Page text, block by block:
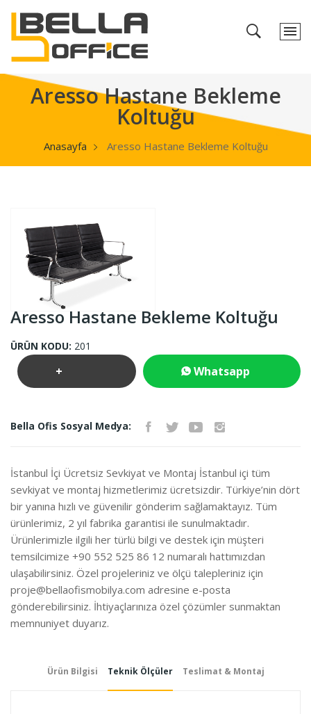
Aresso Hastane Bekleme
Koltuğu
Anasayfa Aresso Hastane Bekleme Koltuğu
Aresso Hastane Bekleme Koltuğu
ÜRÜN KODU: 201
+ Whatsapp
Bella Ofis Sosyal Medya:
İstanbul İçi Ücretsiz Sevkiyat ve Montaj İstanbul içi tüm
sevkiyat ve montaj hizmetlerimiz ücretsizdir. Türkiye’nin dört
bir yanına hızlı ve güvenilir gönderim sağlamaktayız. Tüm
ürünlerimiz, 2 yıl fabrika garantisi ile sunulmaktadır.
Ürünlerimizle ilgili her türlü bilgi ve destek için müşteri
temsilcimize +90 552 525 86 12 numaralı hattımızdan
ulaşabilirsiniz. Özel projeleriniz ve ölçü talepleriniz için
proje@bellaofismobilya.com adresine e-posta
gönderebilirsiniz. İhtiyaçlarınıza özel çözümler sunmaktan
memnuniyet duyarız.
Ürün Bilgisi Teknik Ölçüler Teslimat & Montaj